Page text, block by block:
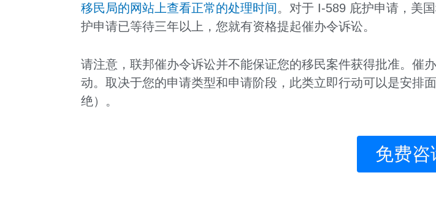
移民局的网站上查看正常的处理时间。对于 I-589 庇护申请，美
护申请已等待三年以上，您就有资格提起催办令诉讼。
请注意，联邦催办令诉讼并不能保证您的移民案件获得批准。催
动。取决于您的申请类型和申请阶段，此类立即行动可以是安排
绝）。
免费咨